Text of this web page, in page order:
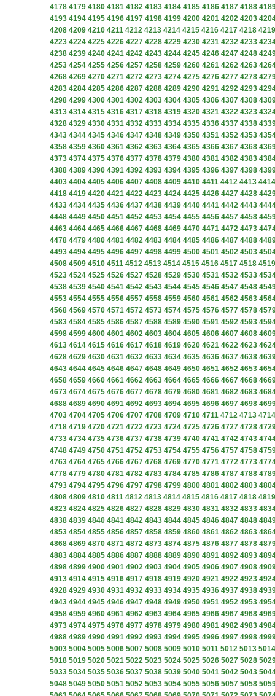
4178 4179 4180 4181 4182 4183 4184 4185 4186 4187 4188
4193 4194 4195 4196 4197 4198 4199 4200 4201 4202 4203
4208 4209 4210 4211 4212 4213 4214 4215 4216 4217 4218 4219
4223 4224 4225 4226 4227 4228 4229 4230 4231 4232 4233
4238 4239 4240 4241 4242 4243 4244 4245 4246 4247 4248
4253 4254 4255 4256 4257 4258 4259 4260 4261 4262 4263
4268 4269 4270 4271 4272 4273 4274 4275 4276 4277 4278
4283 4284 4285 4286 4287 4288 4289 4290 4291 4292 4293
4298 4299 4300 4301 4302 4303 4304 4305 4306 4307 4308
4313 4314 4315 4316 4317 4318 4319 4320 4321 4322 4323
4328 4329 4330 4331 4332 4333 4334 4335 4336 4337 4338
4343 4344 4345 4346 4347 4348 4349 4350 4351 4352 4353
4358 4359 4360 4361 4362 4363 4364 4365 4366 4367 4368
4373 4374 4375 4376 4377 4378 4379 4380 4381 4382 4383
4388 4389 4390 4391 4392 4393 4394 4395 4396 4397 4398
4403 4404 4405 4406 4407 4408 4409 4410 4411 4412 4413 4414
4418 4419 4420 4421 4422 4423 4424 4425 4426 4427 4428
4433 4434 4435 4436 4437 4438 4439 4440 4441 4442 4443
4448 4449 4450 4451 4452 4453 4454 4455 4456 4457 4458
4463 4464 4465 4466 4467 4468 4469 4470 4471 4472 4473
4478 4479 4480 4481 4482 4483 4484 4485 4486 4487 4488
4493 4494 4495 4496 4497 4498 4499 4500 4501 4502 4503
4508 4509 4510 4511 4512 4513 4514 4515 4516 4517 4518 4519
4523 4524 4525 4526 4527 4528 4529 4530 4531 4532 4533
4538 4539 4540 4541 4542 4543 4544 4545 4546 4547 4548
4553 4554 4555 4556 4557 4558 4559 4560 4561 4562 4563
4568 4569 4570 4571 4572 4573 4574 4575 4576 4577 4578
4583 4584 4585 4586 4587 4588 4589 4590 4591 4592 4593
4598 4599 4600 4601 4602 4603 4604 4605 4606 4607 4608
4613 4614 4615 4616 4617 4618 4619 4620 4621 4622 4623
4628 4629 4630 4631 4632 4633 4634 4635 4636 4637 4638
4643 4644 4645 4646 4647 4648 4649 4650 4651 4652 4653
4658 4659 4660 4661 4662 4663 4664 4665 4666 4667 4668
4673 4674 4675 4676 4677 4678 4679 4680 4681 4682 4683
4688 4689 4690 4691 4692 4693 4694 4695 4696 4697 4698
4703 4704 4705 4706 4707 4708 4709 4710 4711 4712 4713 4714
4718 4719 4720 4721 4722 4723 4724 4725 4726 4727 4728
4733 4734 4735 4736 4737 4738 4739 4740 4741 4742 4743
4748 4749 4750 4751 4752 4753 4754 4755 4756 4757 4758
4763 4764 4765 4766 4767 4768 4769 4770 4771 4772 4773
4778 4779 4780 4781 4782 4783 4784 4785 4786 4787 4788
4793 4794 4795 4796 4797 4798 4799 4800 4801 4802 4803
4808 4809 4810 4811 4812 4813 4814 4815 4816 4817 4818 4819
4823 4824 4825 4826 4827 4828 4829 4830 4831 4832 4833
4838 4839 4840 4841 4842 4843 4844 4845 4846 4847 4848
4853 4854 4855 4856 4857 4858 4859 4860 4861 4862 4863
4868 4869 4870 4871 4872 4873 4874 4875 4876 4877 4878
4883 4884 4885 4886 4887 4888 4889 4890 4891 4892 4893
4898 4899 4900 4901 4902 4903 4904 4905 4906 4907 4908
4913 4914 4915 4916 4917 4918 4919 4920 4921 4922 4923
4928 4929 4930 4931 4932 4933 4934 4935 4936 4937 4938
4943 4944 4945 4946 4947 4948 4949 4950 4951 4952 4953
4958 4959 4960 4961 4962 4963 4964 4965 4966 4967 4968
4973 4974 4975 4976 4977 4978 4979 4980 4981 4982 4983
4988 4989 4990 4991 4992 4993 4994 4995 4996 4997 4998
5003 5004 5005 5006 5007 5008 5009 5010 5011 5012 5013 5014
5018 5019 5020 5021 5022 5023 5024 5025 5026 5027 5028
5033 5034 5035 5036 5037 5038 5039 5040 5041 5042 5043
5048 5049 5050 5051 5052 5053 5054 5055 5056 5057 5058